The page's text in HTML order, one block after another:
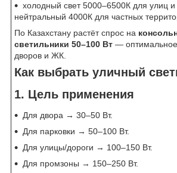
холодный свет 5000–6500К для улиц и
нейтральный 4000К для частных
По Казахстану растёт спрос на
светильники 50–100 Вт —
дворов и ЖК.
Как выбрать уличный
1. Цель применения
Для двора → 30–50 Вт.
Для парковки → 50–100 Вт.
Для улицы/дороги → 100–150 Вт.
Для промзоны → 150–250 Вт.